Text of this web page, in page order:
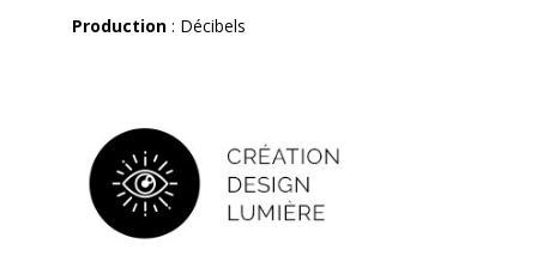
Production: Décibels